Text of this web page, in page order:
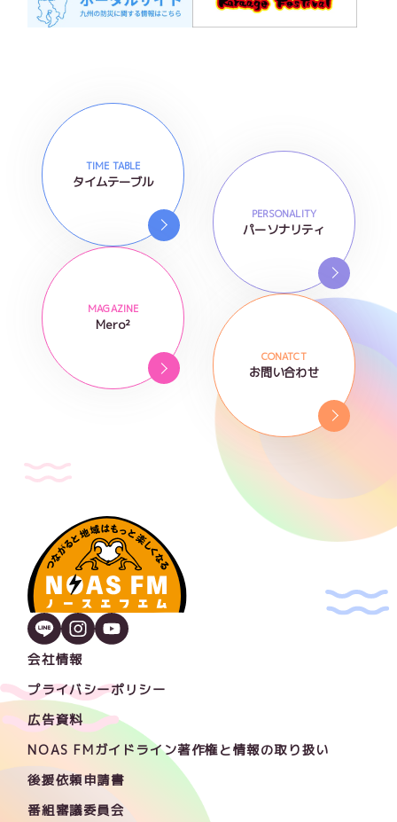
TIME TABLE
タイムテーブル
PERSONALITY
パーソナリティ
MAGAZINE
Mero²
CONATCT
お問い合わせ
会社情報
プライバシーポリシー
広告資料
NOAS FMガイドライン著作権と情報の取り扱い
後援依頼申請書
番組審議委員会